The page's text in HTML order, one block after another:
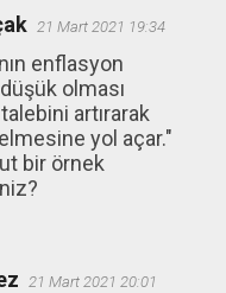
21 Mart 2021 19:34
enflasyon
olması
artırarak
yol açar."
bir örnek
21 Mart 2021 20:01